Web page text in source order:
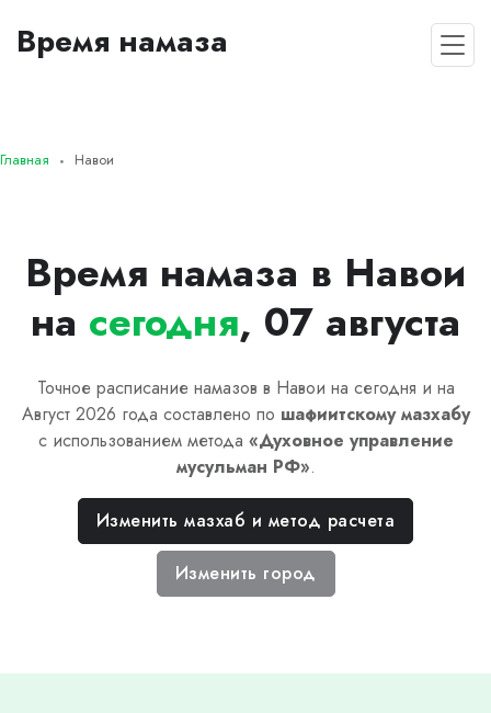
Время намаза
Главная Навои
Время намаза в Навои
на сегодня, 07 августа
Точное расписание намазов в Навои на сегодня и на
Август 2026 года составлено по шафиитскомумазхабу
с использованием метода «Духовное управление
мусульман РФ».
Изменить мазхаб и метод расчета
Изменить город